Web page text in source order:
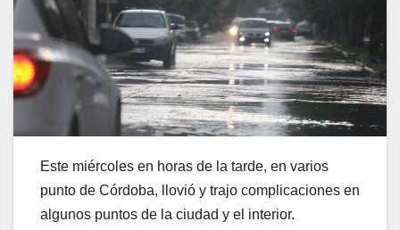
Este miércoles en horas de la tarde, en varios
punto de Córdoba, llovió y trajo complicaciones en
algunos puntos de la ciudad y el interior.